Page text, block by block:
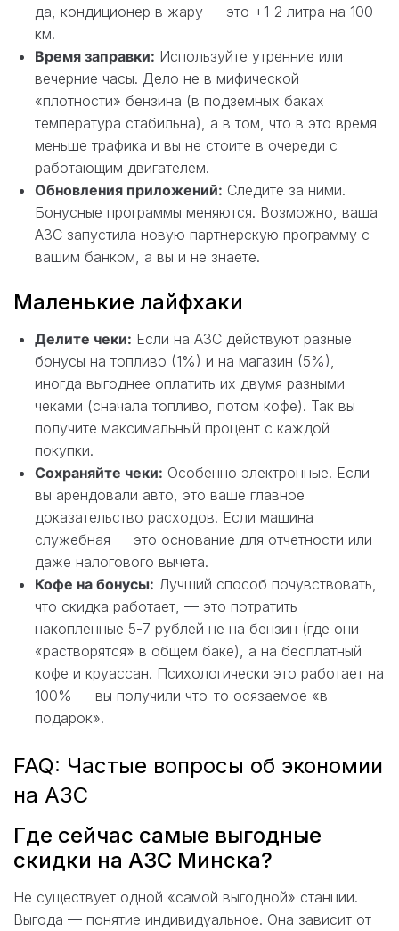
да, кондиционер в жару — это +1-2 литра на 100
км.
Время заправки: Используйте утренние или
вечерние часы. Дело не в мифической
«плотности» бензина (в подземных баках
температура стабильна), а в том, что в это время
меньше трафика и вы не стоите в очереди с
работающим двигателем.
Обновления приложений: Следите за ними.
Бонусные программы меняются. Возможно, ваша
АЗС запустила новую партнерскую программу с
вашим банком, а вы и не знаете.
Маленькие лайфхаки
Делите чеки: Если на АЗС действуют разные
бонусы на топливо (1%) и на магазин (5%),
иногда выгоднее оплатить их двумя разными
чеками (сначала топливо, потом кофе). Так вы
получите максимальный процент с каждой
покупки.
Сохраняйте чеки: Особенно электронные. Если
вы арендовали авто, это ваше главное
доказательство расходов. Если машина
служебная — это основание для отчетности или
даже налогового вычета.
Кофе на бонусы: Лучший способ почувствовать,
что скидка работает, — это потратить
накопленные 5-7 рублей не на бензин (где они
«растворятся» в общем баке), а на бесплатный
кофе и круассан. Психологически это работает на
100% — вы получили что-то осязаемое «в
подарок».
FAQ: Частые вопросы об экономии
на АЗС
Где сейчас самые выгодные
скидки на АЗС Минска?
Не существует одной «самой выгодной» станции.
Выгода — понятие индивидуальное. Она зависит от